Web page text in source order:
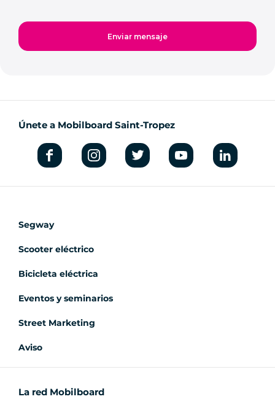
Únete a Mobilboard Saint-Tropez
Segway
Scooter eléctrico
Bicicleta eléctrica
Eventos y seminarios
Street Marketing
Aviso
La red Mobilboard